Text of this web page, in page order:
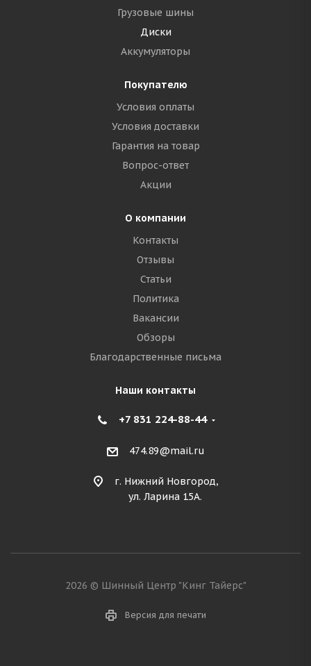
Грузовые шины
Диски
Аккумуляторы
Покупателю
Условия оплаты
Условия доставки
Гарантия на товар
Вопрос-ответ
Акции
О компании
Контакты
Отзывы
Статьи
Политика
Вакансии
Обзоры
Благодарственные письма
Наши контакты
+7 831 224-88-44
474.89@mail.ru
г. Нижний Новгород,
ул. Ларина 15А.
2026 © Шинный Центр "Кинг Тайерс"
Версия для печати